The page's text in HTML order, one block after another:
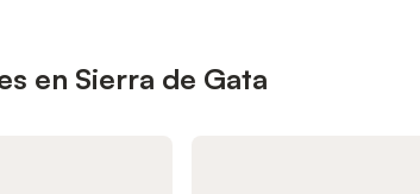
en Sierra de Gata